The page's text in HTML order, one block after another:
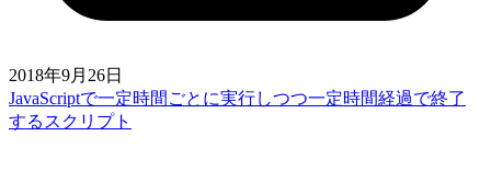
2018年9月26日
JavaScriptで一定時間ごとに実行しつつ一定時間経過で終了
するスクリプト